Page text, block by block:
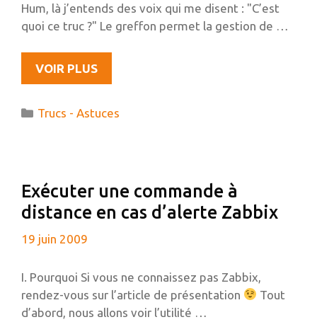
Hum, là j’entends des voix qui me disent : "C’est
quoi ce truc ?" Le greffon permet la gestion de …
VOIR PLUSINSTALLER
LE
SEPARATE+
64
BITS
Catégories
Trucs - Astuces
Exécuter une commande à
distance en cas d’alerte Zabbix
19 juin 2009
I. Pourquoi Si vous ne connaissez pas Zabbix,
rendez-vous sur l’article de présentation
Tout
d’abord, nous allons voir l’utilité …